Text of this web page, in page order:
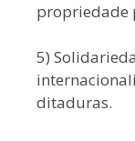
propriedade
5)
ditaduras.